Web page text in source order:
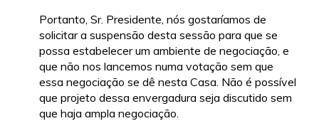
Portanto, Sr. Presidente, nós gostaríamos de
solicitar a suspensão desta sessão para que se
possa estabelecer um ambiente de negociação, e
que não nos lancemos numa votação sem que
essa negociação se dê nesta Casa. Não é possível
que projeto dessa envergadura seja discutido sem
que haja ampla negociação.